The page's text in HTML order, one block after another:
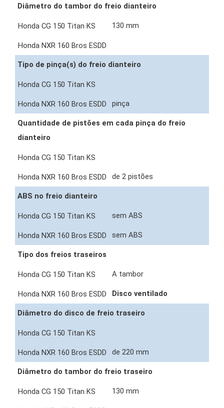
Diâmetro do tambor do freio dianteiro
130 mm
Tipo de pinça(s) do freio dianteiro
pinça
Quantidade de pistões em cada pinça do freio
dianteiro
de 2 pistões
ABS no freio dianteiro
sem ABS
sem ABS
Tipo dos freios traseiros
A tambor
Disco ventilado
Diâmetro do disco de freio traseiro
de 220 mm
Diâmetro do tambor do freio traseiro
130 mm